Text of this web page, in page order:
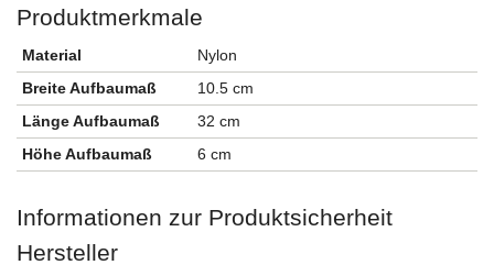
Produktmerkmale
Material
Nylon
Breite Aufbaumaß
10.5 cm
Länge Aufbaumaß
32 cm
Höhe Aufbaumaß
6 cm
Informationen zur Produktsicherheit
Hersteller